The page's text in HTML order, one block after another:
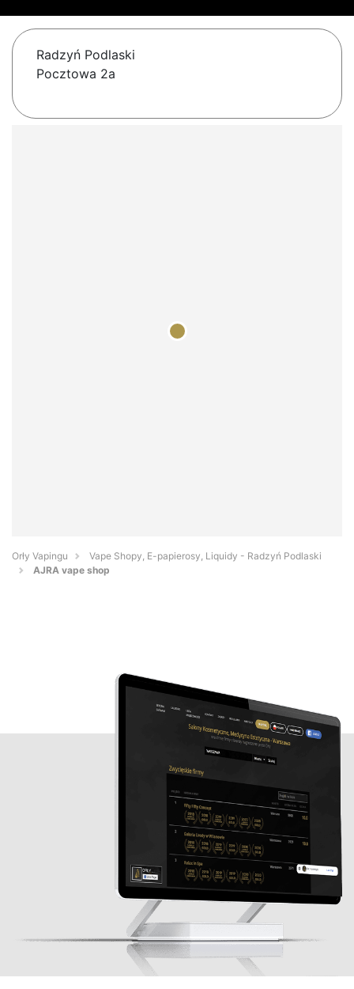
Radzyń Podlaski
Pocztowa 2a
Orły Vapingu
Vape Shopy, E-papierosy, Liquidy - Radzyń Podlaski
AJRA vape shop